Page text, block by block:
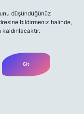
düşündüğünüz
bildirmeniz halinde,